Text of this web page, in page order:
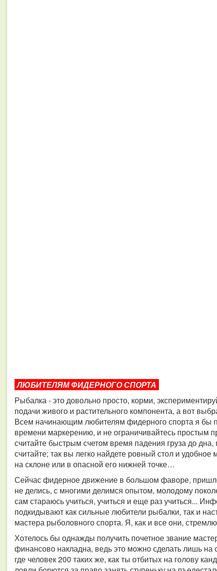
ЛЮБИТЕЛЯМ ФИДЕРНОГО СПОРТА
Рыбалка - это довольно просто, корми,
подачи живого и растительного компонента, а вот
Всем начинающим любителям фидерного спорта я бы
времени маркерению, и не ограничивайтесь простым
считайте быстрым счетом время падения груза до
считайте; так вы легко найдете ровный стол и
на склоне или в опасной его нижней точке…
Сейчас фидерное движение в большом фаворе,
не делись, с многими делимся опытом, молодому
сам стараюсь учиться, учиться и еще раз учиться...
подкидывают как сильные любители рыбалки, так и
мастера рыболовного спорта. Я, как и все они,
Хотелось бы однажды получить почетное звание
финансово накладна, ведь это можно сделать лишь на
где человек 200 таких же, как ты отбитых на голову